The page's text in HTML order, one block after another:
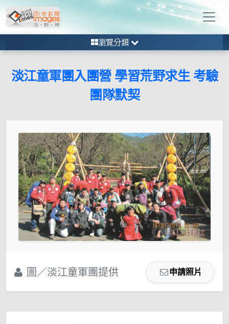
瀏覽分類
淡江童軍團入團營 學習荒野求生 考驗
團隊默契
圖／淡江童軍團提供 申請照片